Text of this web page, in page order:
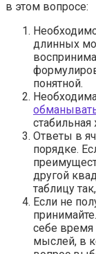
в этом вопросе:
длинных
понятной.
стабильная
Ответы в
порядке.
другой
таблицу
Если не
себе время
мыслей, в